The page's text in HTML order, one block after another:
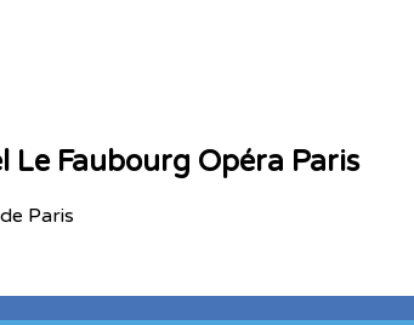
Le Faubourg Opéra Paris
Paris